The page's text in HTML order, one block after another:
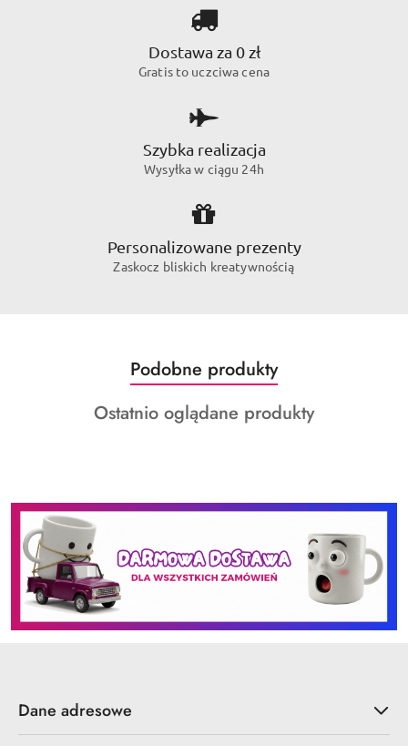
Dostawa za 0 zł
Gratis to uczciwa cena
Szybka realizacja
Wysyłka w ciągu 24h
Personalizowane prezenty
Zaskocz bliskich kreatywnością
Pomiń karuzelę produktów
Produkty
o
statusie:
Podobne produkty
Produkty
Ostatnio oglądane produkty
Dane adresowe